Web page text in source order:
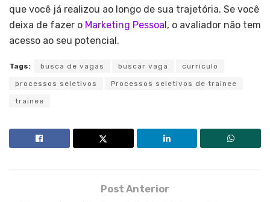
que você já realizou ao longo de sua trajetória. Se você
deixa de fazer o Marketing Pessoal, o avaliador não tem
acesso ao seu potencial.
Tags: busca de vagas buscar vaga curriculo
processos seletivos Processos seletivos de trainee
trainee
Post Anterior